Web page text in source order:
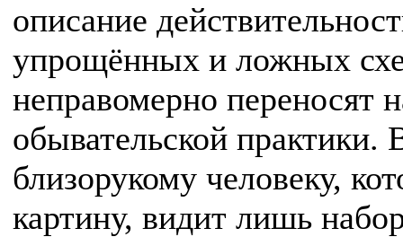
описание
упрощённых и ложных
неправомерно переносят
обывательской
близорукому человеку,
картину, видит лишь